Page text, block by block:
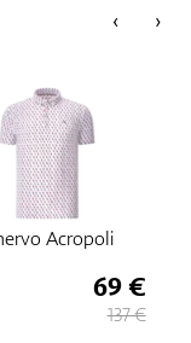
‹ ›
Chervo Albergo
89 €
137 €